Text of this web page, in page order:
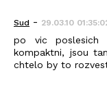
Sud - 29.03.10
po vic
kompaktni, jsou
chtelo by to